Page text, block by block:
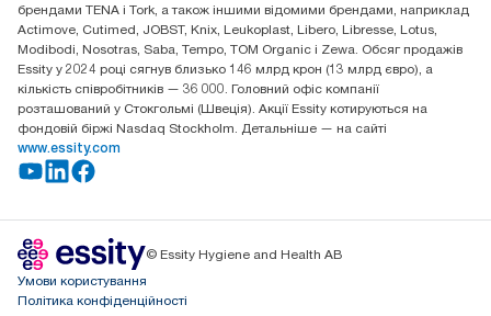
брендами TENA і Tork, а також іншими відомими брендами, наприклад
Actimove, Cutimed, JOBST, Knix, Leukoplast, Libero, Libresse, Lotus,
Modibodi, Nosotras, Saba, Tempo, TOM Organic і Zewa. Обсяг продажів
Essity у 2024 році сягнув близько 146 млрд крон (13 млрд євро), а
кількість співробітників — 36 000. Головний офіс компанії
розташований у Стокгольмі (Швеція). Акції Essity котируються на
фондовій біржі Nasdaq Stockholm. Детальніше — на сайті
www.essity.com
© Essity Hygiene and Health AB
Умови користування
Політика конфіденційності